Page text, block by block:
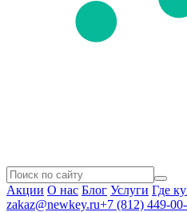
Акции О нас Блог Услуги Где
zakaz@newkey.ru+7 (812) 449-